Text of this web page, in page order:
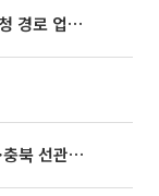
태풍 '돌핀' 오키나와 접근…일본기상청 경로 업데이트
가 압수수색